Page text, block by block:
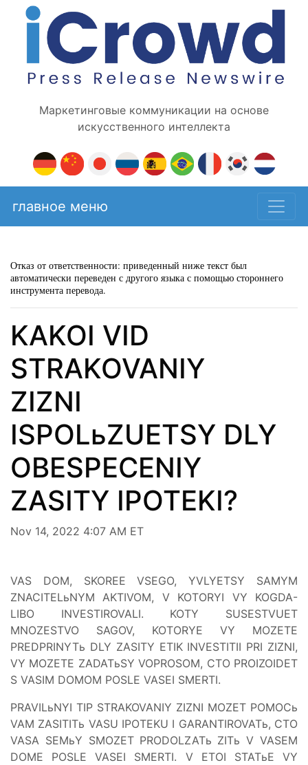
Маркетинговые коммуникации на основе
искусственного интеллекта
главное меню
Отказ от ответственности: приведенный ниже текст был
автоматически переведен с другого языка с помощью стороннего
инструмента перевода.
KAKOI VID
STRAKOVANIY
ZIZNI
ISPOLьZUETSY DLY
OBESPECENIY
ZASITY IPOTEKI?
Nov 14, 2022 4:07 AM ET
VAS DOM, SKOREE VSEGO, YVLYETSY SAMYM
ZNACITELьNYM AKTIVOM, V KOTORYI VY KOGDA-
LIBO INVESTIROVALI. KOTY SUSESTVUET
MNOZESTVO SAGOV, KOTORYE VY MOZETE
PREDPRINYTь DLY ZASITY ETIK INVESTITII PRI ZIZNI,
VY MOZETE ZADATьSY VOPROSOM, CTO PROIZOIDET
S VASIM DOMOM POSLE VASEI SMERTI.
PRAVILьNYI TIP STRAKOVANIY ZIZNI MOZET POMOCь
VAM ZASITITь VASU IPOTEKU I GARANTIROVATь, CTO
VASA SEMьY SMOZET PRODOLZATь ZITь V VASEM
DOME POSLE VASEI SMERTI. V ETOI STATьE VY